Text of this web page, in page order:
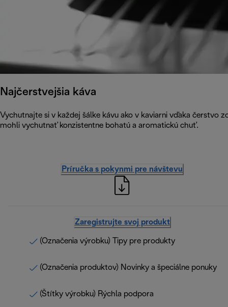
Najčerstvejšia káva
Vychutnajte si v každej šálke kávu ako v kaviarni vďaka
mohli vychutnať konzistentne bohatú a aromatickú chuť.
Príručka s pokynmi pre návštevu
Zaregistrujte svoj produkt
(Označenia výrobku) Tipy pre produkty
(Označenia produktov) Novinky a špeciálne ponuky
(Štítky výrobku) Rýchla podpora